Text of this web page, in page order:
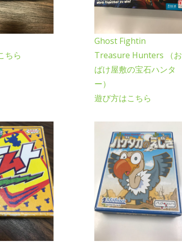
ちら
Ghost Fightin
Treasure Hunters （お
ばけ屋敷の宝石ハンタ
ー）
遊び方はこちら